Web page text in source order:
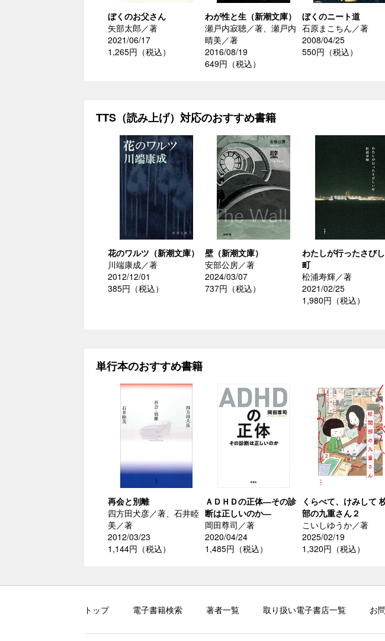
ぼくのお父さん
矢部太郎／著
2021/06/17
1,265円（税込）
わが性と生（新潮文庫）
瀬戸内寂聴／著、瀬戸内
晴美／著
2016/08/19
649円（税込）
ぼくのニート道
石原まこちん／著
2008/04/25
550円（税込）
TTS（読み上げ）対応のおすすめ書籍
花のワルツ（新潮文庫）
川端康成／著
2012/12/01
385円（税込）
壁（新潮文庫）
安部公房／著
2024/03/07
737円（税込）
わたしが行ったさび
町
松浦寿輝／著
2021/02/25
1,980円（税込）
単行本のおすすめ書籍
再会と別離
四方田犬彦／著、石井睦
美／著
2012/03/23
1,144円（税込）
ＡＤＨＤの正体―その診
断は正しいのか―
岡田尊司／著
2020/04/24
1,485円（税込）
くらべて、けみして
部の九重さん２
こいしゆうか／著
2025/02/19
1,320円（税込）
トップ 電子書籍検索 著者一覧 取り扱い電子書店一覧 お